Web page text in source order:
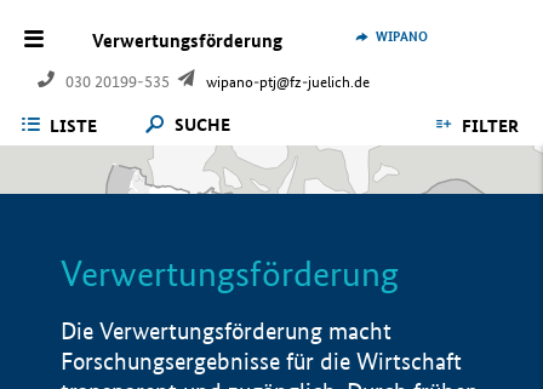
Verwertungsförderung
030 20199-535 wipano-ptj@fz-juelich.de
WIPANO
LISTE SUCHE FILTER
Verwertungsförderung
Die Verwertungsförderung macht
Forschungsergebnisse für die Wirtschaft